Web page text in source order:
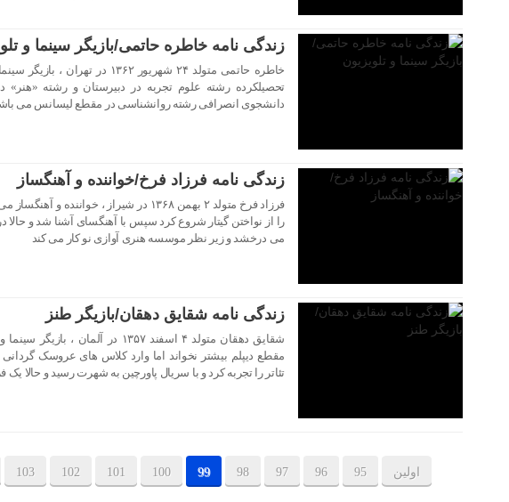
زندگی نامه خاطره حاتمی/بازیگر سینما و
خاطره حاتمی متولد ۲۴ شهریور ۱۳۶۲ در
تحصیلکرده رشته علوم تجربه در دبیرستان و رشته «هنر»
دانشجوی انصرافی رشته روانشناسی در مقطع لیسانس می
زندگی نامه فرزاد فرخ/خواننده و آهنگساز
فرزاد فرخ متولد ۲ بهمن ۱۳۶۸ در شیراز ، خواننده
را از نواختن گیتار شروع کرد سپس با آهنگسای آشنا شد و حالا
می درخشد و زیر نظر موسسه هنری آوازی نو کار می کند
زندگی نامه شقایق دهقان/بازیگر طنز
شقایق دهقان متولد ۴ اسفند ۱۳۵۷ در آلمان
مقطع دیپلم بیشتر نخواند اما وارد کلاس های عروسک
تئاتر را تجربه کرد و با سریال پاورچین به شهرت رسید و حالا یک
اولین 95
96
97
98
99
100
101
102
103